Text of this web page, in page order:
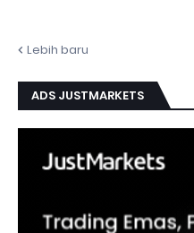
Lebih baru
ADS JUSTMARKETS